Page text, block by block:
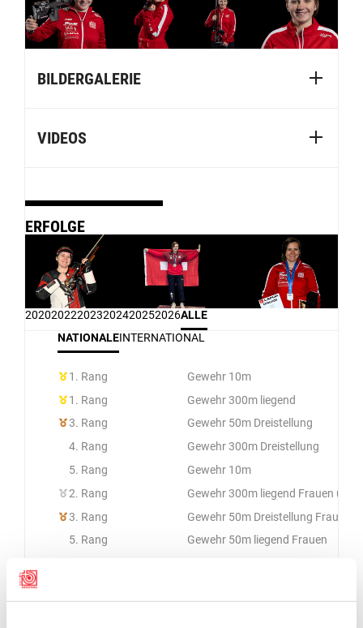
BILDERGALERIE
VIDEOS
ERFOLGE
202020222023202420252026ALLE
NATIONALEINTERNATIONAL
1. Rang
Gewehr 10m
1. Rang
Gewehr 300m liegend
3. Rang
Gewehr 50m Dreistellung
4. Rang
Gewehr 300m Dreistellung
5. Rang
Gewehr 10m
2. Rang
Gewehr 300m liegend Frauen und
3. Rang
Gewehr 50m Dreistellung Frauen
5. Rang
Gewehr 50m liegend Frauen